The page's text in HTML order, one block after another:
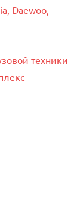
Daewoo,
техники